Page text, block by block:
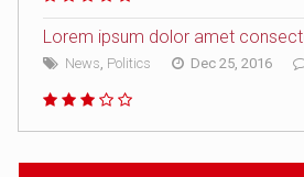
Lorem ipsum dolor amet
News Politics Dec 25, 2016